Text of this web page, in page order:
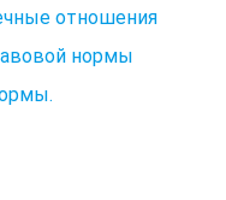
отношения
нормы